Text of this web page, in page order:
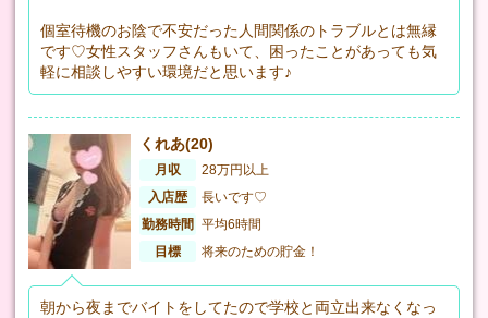
個室待機のお陰で不安だった人間関係のトラブルとは無縁
です♡女性スタッフさんもいて、困ったことがあっても気
軽に相談しやすい環境だと思います♪
くれあ(20)
月収
28万円以上
入店歴
長いです♡
勤務時間 平均6時間
目標
将来のための貯金！
朝から夜までバイトをしてたので学校と両立出来なくなっ